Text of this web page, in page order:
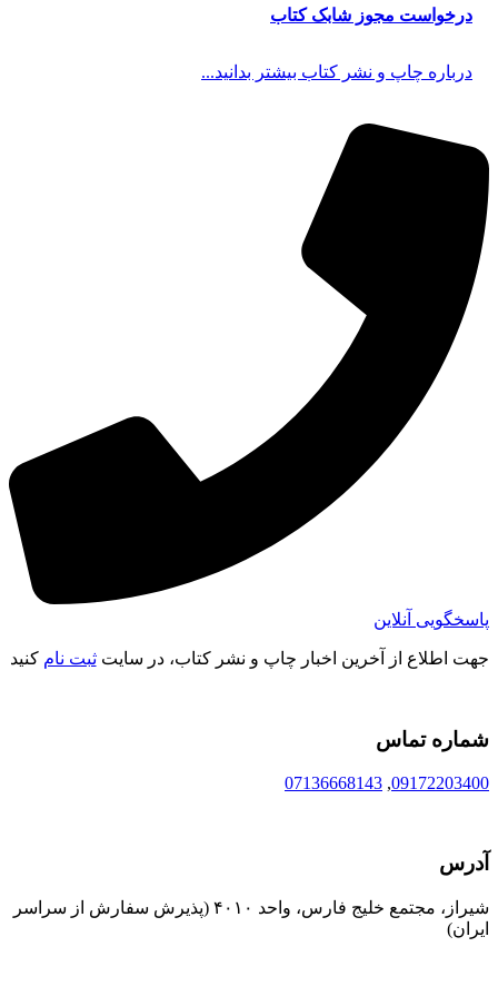
درخواست مجوز شابک کتاب
درباره چاپ و نشر کتاب بیشتر بدانید...
پاسخگویی آنلاین
جهت اطلاع از آخرین اخبار چاپ و نشر کتاب، در سایتثبت نام کنید
شماره تماس
09172203400
,
07136668143
آدرس
شیراز، مجتمع خلیج فارس، واحد ۴۰۱۰ (پذیرش سفارش از سراسر
ایران)